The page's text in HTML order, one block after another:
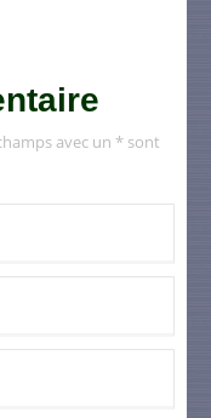
avec un * sont